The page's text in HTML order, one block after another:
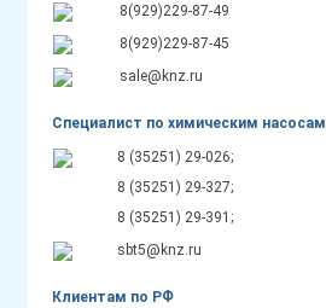
8(929)229-87-49
8(929)229-87-45
sale@knz.ru
Специалист по химическим насосам
8 (35251) 29-026;
8 (35251) 29-327;
8 (35251) 29-391;
sbt5@knz.ru
Клиентам по РФ